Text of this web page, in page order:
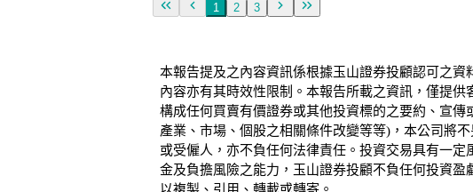
1 2 3
本報告提及之內容資訊係根據玉山證券投顧認可之
內容亦有其時效性限制。本報告所載之資訊，僅提
構成任何買賣有價證券或其他投資標的之要約、宣
產業、市場、個股之相關條件改變等等)，本公司將
或受僱人，亦不負任何法律責任。投資交易具有一
金及負擔風險之能力，玉山證券投顧不負任何投資